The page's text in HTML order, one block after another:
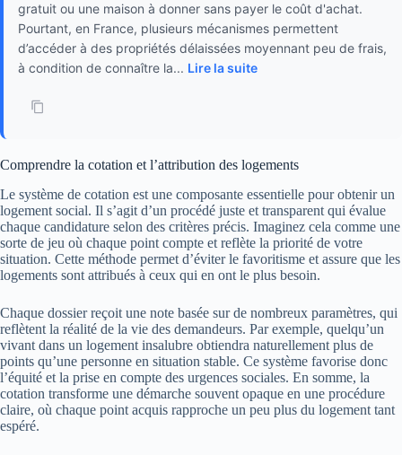
gratuit ou une maison à donner sans payer le coût d'achat.
Pourtant, en France, plusieurs mécanismes permettent
d’accéder à des propriétés délaissées moyennant peu de frais,
à condition de connaître la... Lire la suite
Comprendre la cotation et l’attribution des logements
Le système de cotation est une composante essentielle pour obtenir un
logement social. Il s’agit d’un procédé juste et transparent qui évalue
chaque candidature selon des critères précis. Imaginez cela comme une
sorte de jeu où chaque point compte et reflète la priorité de votre
situation. Cette méthode permet d’éviter le favoritisme et assure que les
logements sont attribués à ceux qui en ont le plus besoin.
Chaque dossier reçoit une note basée sur de nombreux paramètres, qui
reflètent la réalité de la vie des demandeurs. Par exemple, quelqu’un
vivant dans un logement insalubre obtiendra naturellement plus de
points qu’une personne en situation stable. Ce système favorise donc
l’équité et la prise en compte des urgences sociales. En somme, la
cotation transforme une démarche souvent opaque en une procédure
claire, où chaque point acquis rapproche un peu plus du logement tant
espéré.